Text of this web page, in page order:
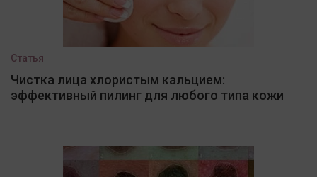
Статья
Чистка лица хлористым кальцием:
эффективный пилинг для любого типа кожи